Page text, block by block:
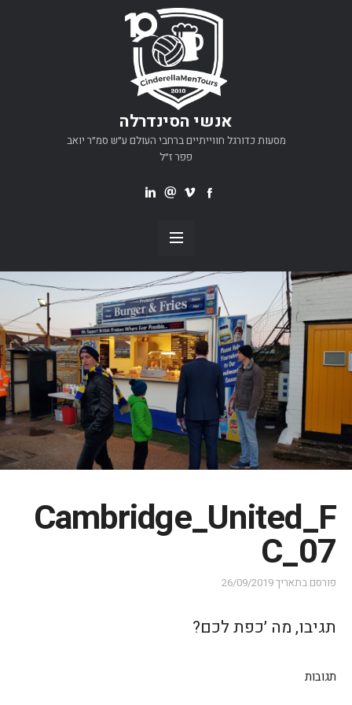
אנשי הסינדרלה
מסעות כדורגל חווייתיים ברחבי העולם ע״ש סמ״ר יואב
פפר ז״ל
Cambridge_United_F
C_07
פורסם בתאריך26/09/2019
תגיבו, מה ׳כפת לכם?
תגובות